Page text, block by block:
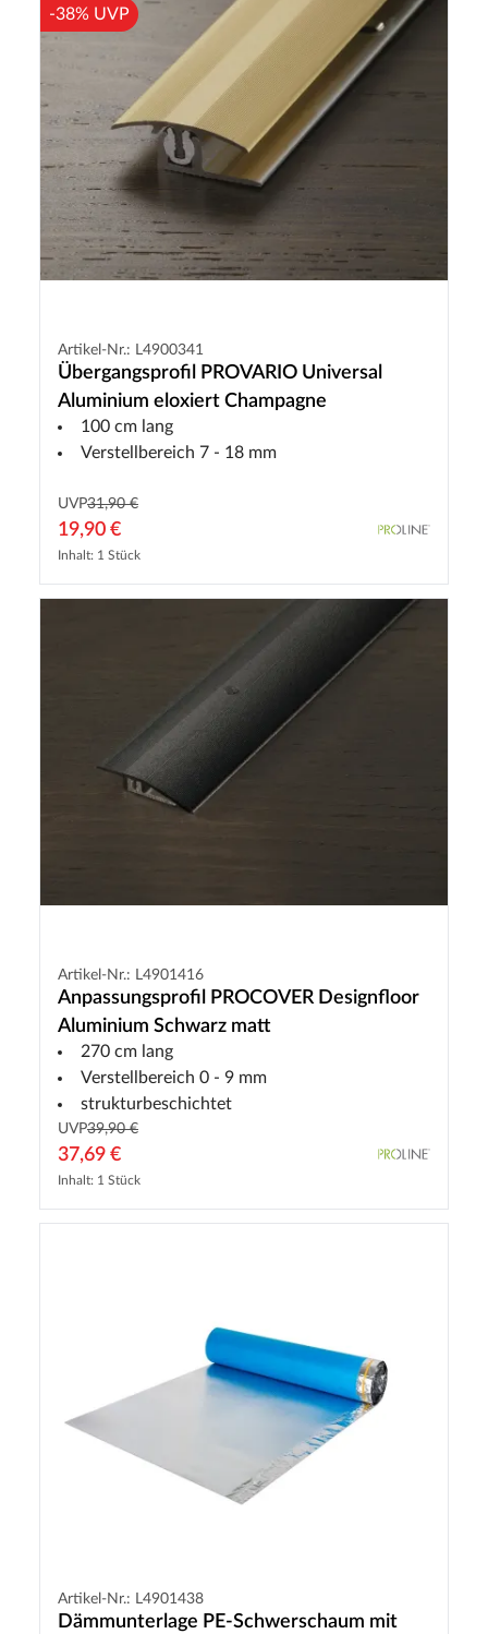
-38% UVP
Artikel-Nr.: L4900341
Übergangsprofil PROVARIO Universal
Aluminium eloxiert Champagne
100 cm lang
Verstellbereich 7 - 18 mm
UVP31,90 €
19,90 €
Inhalt: 1 Stück
Artikel-Nr.: L4901416
Anpassungsprofil PROCOVER Designfloor
Aluminium Schwarz matt
270 cm lang
Verstellbereich 0 - 9 mm
strukturbeschichtet
UVP39,90 €
37,69 €
Inhalt: 1 Stück
Artikel-Nr.: L4901438
Dämmunterlage PE-Schwerschaum mit